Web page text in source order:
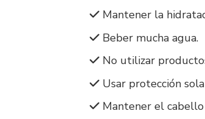
Mantener la
Beber mucha agua.
No utilizar
Usar protección
Mantener el